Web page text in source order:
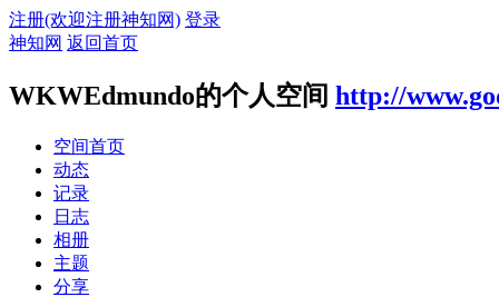
注册(欢迎注册神知网) 登录
神知网 返回首页
WKWEdmundo的个人空间 http://
空间首页
动态
记录
日志
相册
主题
分享